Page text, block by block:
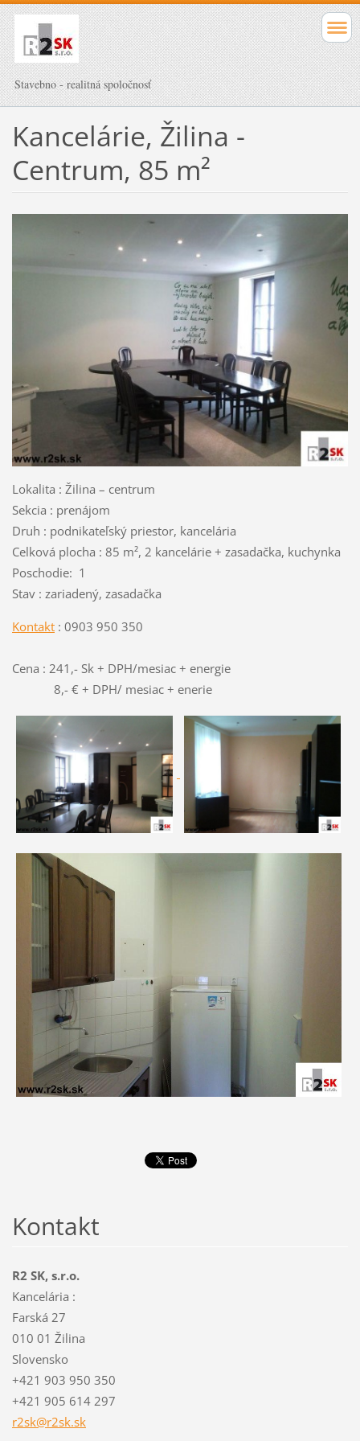
Stavebno - realitná spoločnosť
Kancelárie, Žilina -
Centrum, 85 m²
Lokalita : Žilina – centrum
Sekcia : prenájom
Druh : podnikateľský priestor, kancelária
Celková plocha : 85 m², 2 kancelárie + zasadačka, kuchynka
Poschodie: 1
Stav : zariadený, zasadačka
Kontakt: 0903 950 350
Cena : 241,- Sk + DPH/mesiac + energie
8,- € + DPH/ mesiac + enerie
Kontakt
R2 SK, s.r.o.
Kancelária :
Farská 27
010 01 Žilina
Slovensko
+421 903 950 350
+421 905 614 297
r2sk@r2sk.sk